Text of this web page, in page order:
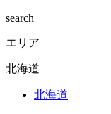
search
エリア
北海道
北海道